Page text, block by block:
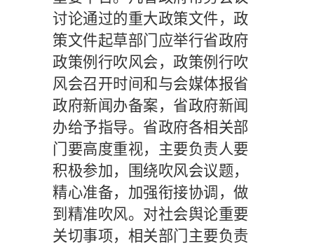
讨论通过的重大政策文件，政
策文件起草部门应举行省政府
政策例行吹风会，政策例行吹
风会召开时间和与会媒体报省
政府新闻办备案，省政府新闻
办给予指导。省政府各相关部
门要高度重视，主要负责人要
积极参加，围绕吹风会议题，
精心准备，加强衔接协调，做
到精准吹风。对社会舆论重要
关切事项，相关部门主要负责